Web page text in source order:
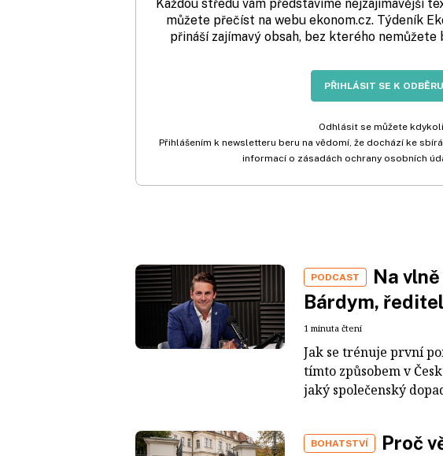
Každou středu vám představíme nejzajímavější
můžete přečíst na webu ekonom.cz. Týdeník
přináší zajímavý obsah, bez kterého
PŘIHLÁSIT SE K ODBĚRU
Odhlásit se můžete
Přihlášením k newsletteru beru na vědomí, že dochází ke
informací o zásadách ochrany osobních
PODCAST
Na
Bárdym,
1 minuta čtení
Jak se trénuje první
tímto způsobem v
jaký společenský
BOHATSTVÍ
Proč